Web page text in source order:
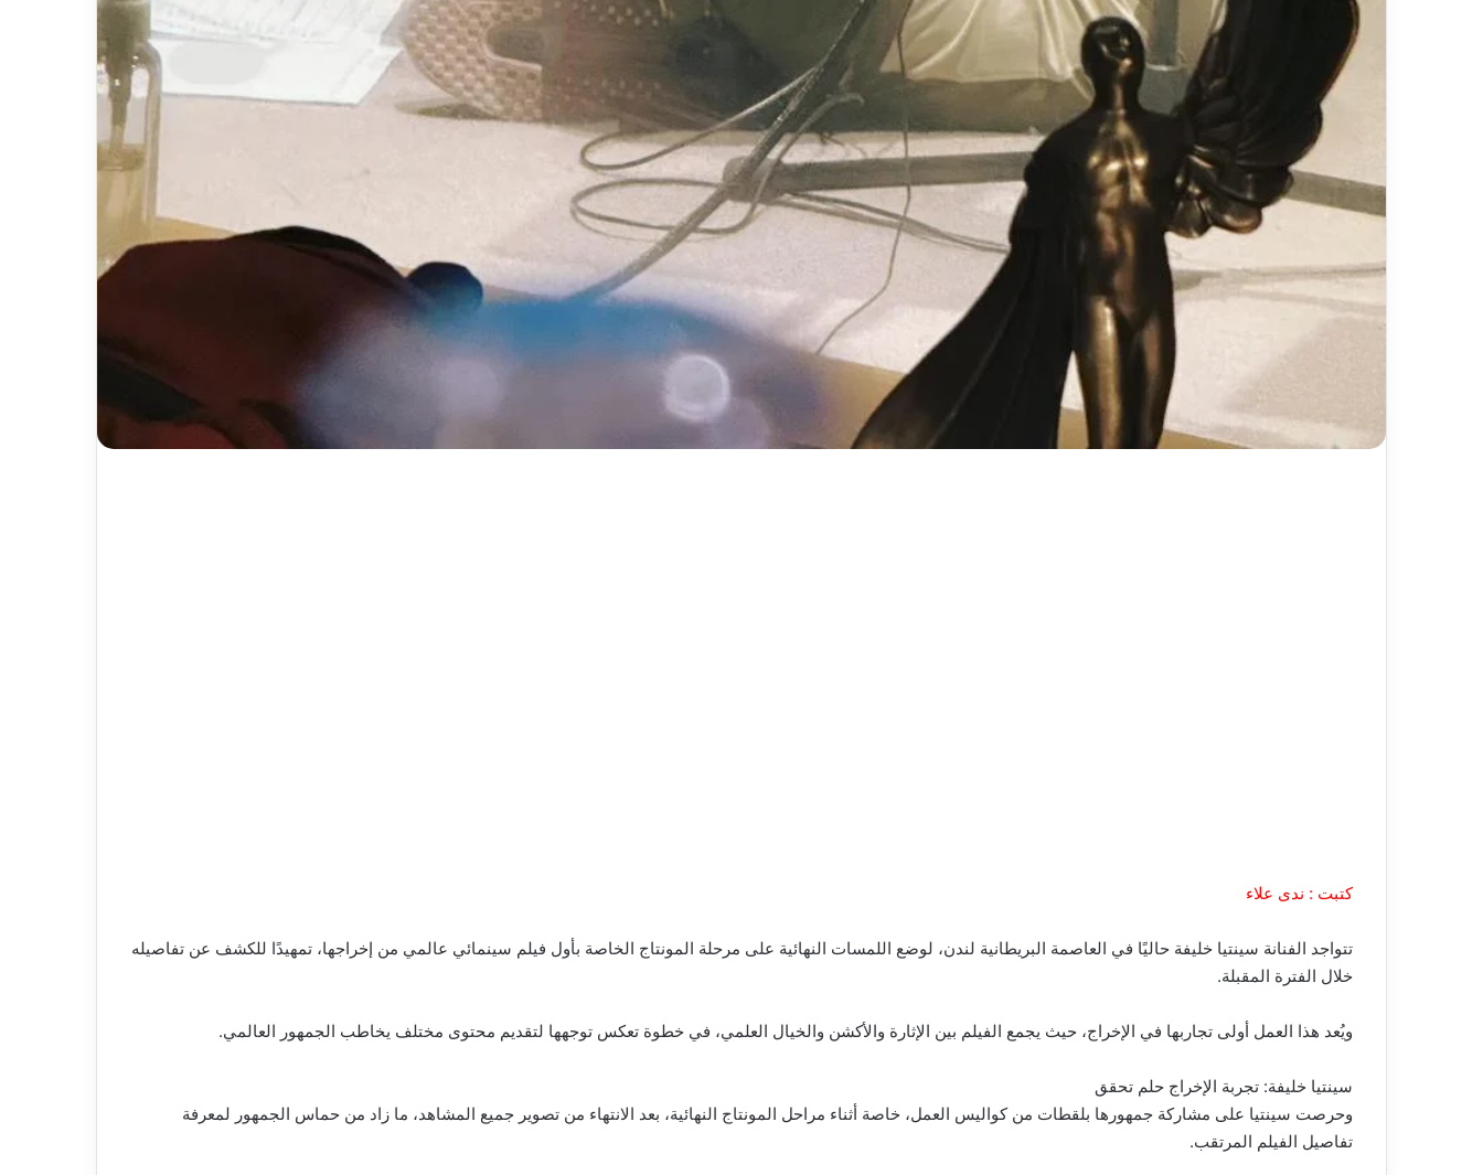
كتبت : ندى علاء
تتواجد الفنانة سينتيا خليفة حاليًا في العاصمة البريطانية لندن، لوضع اللمسات النهائية على مرحلة المونتاج الخاصة بأول فيلم سينمائي عالمي من إخراجها، تمهيدًا للكشف عن تفاصيله
خلال الفترة المقبلة.
ويُعد هذا العمل أولى تجاربها في الإخراج، حيث يجمع الفيلم بين الإثارة والأكشن والخيال العلمي، في خطوة تعكس توجهها لتقديم محتوى مختلف يخاطب الجمهور العالمي.
سينتيا خليفة: تجربة الإخراج حلم تحقق
وحرصت سينتيا على مشاركة جمهورها بلقطات من كواليس العمل، خاصة أثناء مراحل المونتاج النهائية، بعد الانتهاء من تصوير جميع المشاهد، ما زاد من حماس الجمهور لمعرفة
تفاصيل الفيلم المرتقب.